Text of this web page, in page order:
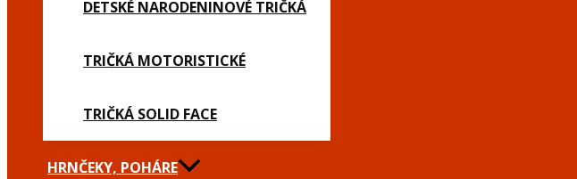
DETSKÉ NARODENINOVÉ TRIČKÁ
TRIČKÁ MOTORISTICKÉ
TRIČKÁ SOLID FACE
HRNČEKY, POHÁRE